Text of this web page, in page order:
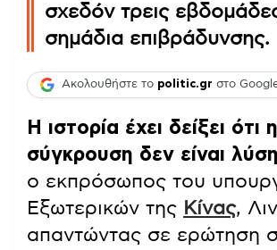
σχεδόν τρεις
σημάδια επιβράδυνσης.
Ακολουθήστε το politic.gr στο
Η ιστορία έχει δείξει ότι
σύγκρουση δεν είναι λύση
ο εκπρόσωπος του
Εξωτερικών της Κίνας,
απαντώντας σε ερώτηση